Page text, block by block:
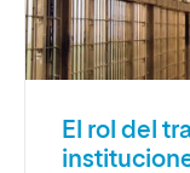
El rol del